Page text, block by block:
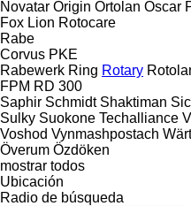
Novatar Origin Ortolan Oscar
Fox Lion Rotocare
Rabe
Corvus PKE
Rabewerk Ring Rotary
FPM RD 300
Saphir Schmidt Shaktiman
Sulky Suokone Techalliance
Voshod Vynmashpostach
Överum Özdöken
mostrar todos
Ubicación
Radio de búsqueda